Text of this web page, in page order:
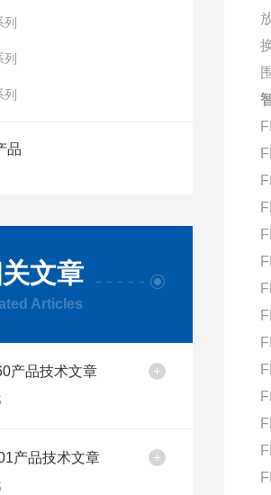
品
文章
Articles
产品技术文章
产品技术文章